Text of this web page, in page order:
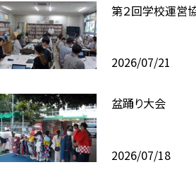
第２回学校運営
2026/07/21
盆踊り大会
2026/07/18